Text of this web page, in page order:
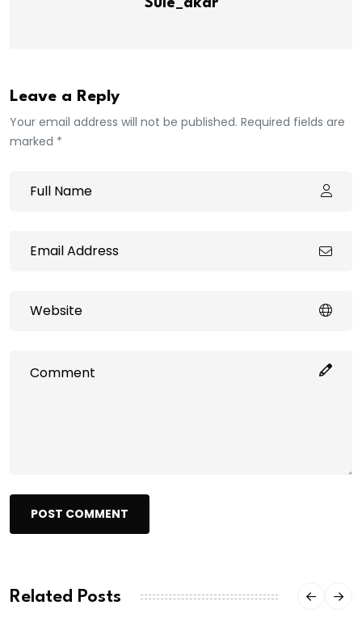
Sule_akar
Leave a Reply
Your email address will not be published. Required fields are
marked *
POST COMMENT
Related Posts